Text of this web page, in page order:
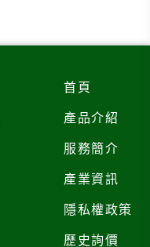
首頁
產品介紹
服務簡介
產業資訊
隱私權政策
歷史詢價